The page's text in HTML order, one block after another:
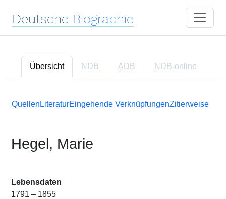
Deutsche Biographie
Übersicht NDB ADB NDB-online
Quellen LiteraturEingehende VerknüpfungenZitierweise
Hegel, Marie
Lebensdaten
1791 – 1855